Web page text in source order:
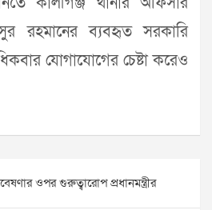
রহমানের ব্যবহৃত সরকারি
যোগাযোগের চেষ্টা করেও
ওপর গুরুত্বারোপ প্রধানমন্ত্রীর